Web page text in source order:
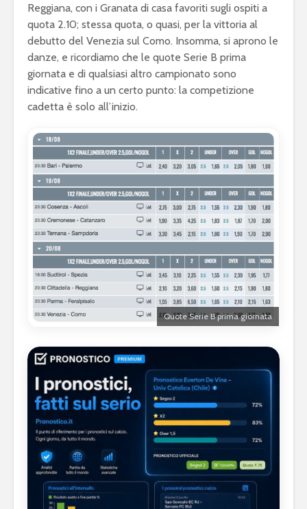
Reggiana, con i Granata di casa favoriti sugli ospiti a
quota 2.10; stessa quota, o quasi, per la vittoria al
debutto del Venezia sul Como. Insomma, si aprono le
danze, e ricordiamo che le quote Serie B prima
giornata e di qualsiasi altro campionato sono
indicative fino a un certo punto: la competizione
cadetta è solo all’inizio.
Quote Serie B prima giornata